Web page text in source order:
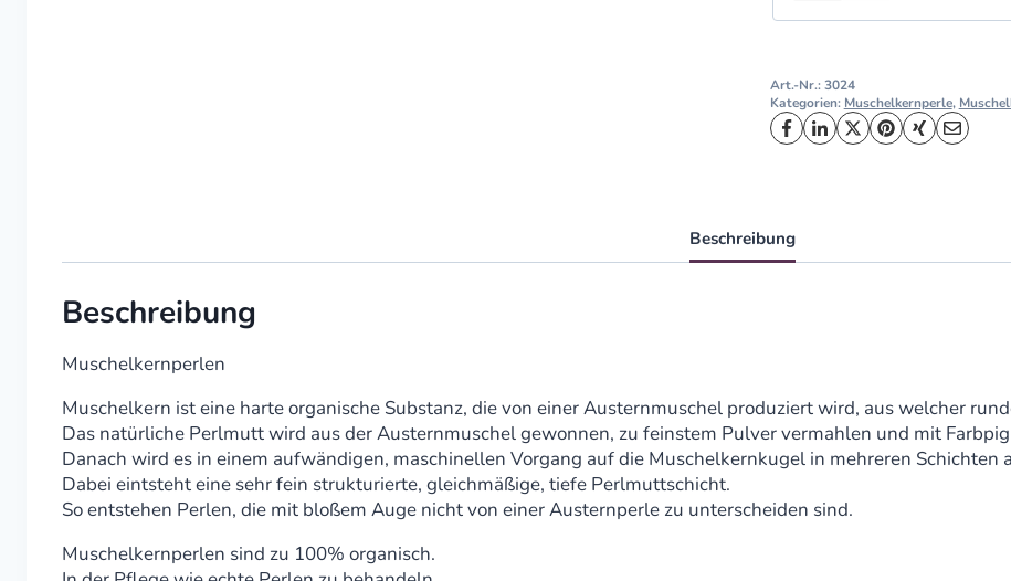
Art.-Nr.:3024
Kategorien: Muschelkernperle,
Beschreibung
Beschreibung
Muschelkernperlen
Muschelkern ist eine harte organische Substanz, die von einer Austernmuschel produziert wird, aus welcher
Das natürliche Perlmutt wird aus der Austernmuschel gewonnen, zu feinstem Pulver vermahlen und mit
Danach wird es in einem aufwändigen, maschinellen Vorgang auf die Muschelkernkugel in mehreren Schichten
Dabei eintsteht eine sehr fein strukturierte, gleichmäßige, tiefe Perlmuttschicht.
So entstehen Perlen, die mit bloßem Auge nicht von einer Austernperle zu unterscheiden sind.
Muschelkernperlen sind zu 100% organisch.